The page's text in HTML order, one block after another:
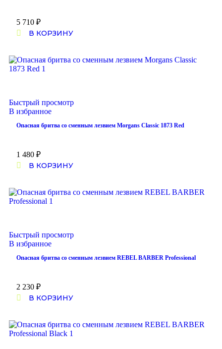
5 710 ₽
В КОРЗИНУ
Быстрый просмотр
В избранное
Опасная бритва со сменным лезвием Morgans Classic 1873 Red
1 480 ₽
В КОРЗИНУ
Быстрый просмотр
В избранное
Опасная бритва со сменным лезвием REBEL BARBER Professional
2 230 ₽
В КОРЗИНУ